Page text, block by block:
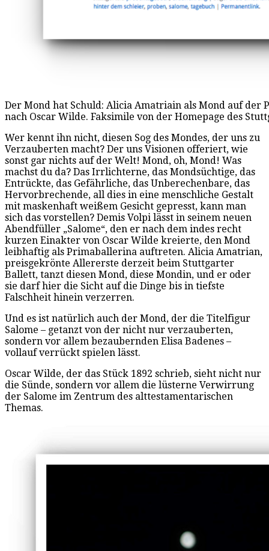
Der Mond hat Schuld: Alicia Amatriain als Mond auf der
nach Oscar Wilde. Faksimile von der Homepage des
Wer kennt ihn nicht, diesen Sog des Mondes, der uns zu
Verzauberten macht? Der uns Visionen offeriert, wie
sonst gar nichts auf der Welt! Mond, oh, Mond! Was
machst du da? Das Irrlichterne, das Mondsüchtige, das
Entrückte, das Gefährliche, das Unberechenbare, das
Hervorbrechende, all dies in eine menschliche Gestalt
mit maskenhaft weißem Gesicht gepresst, kann man
sich das vorstellen? Demis Volpi lässt in seinem neuen
Abendfüller „Salome“, den er nach dem indes recht
kurzen Einakter von Oscar Wilde kreierte, den Mond
leibhaftig als Primaballerina auftreten. Alicia Amatrian,
preisgekrönte Allererste derzeit beim Stuttgarter
Ballett, tanzt diesen Mond, diese Mondin, und er oder
sie darf hier die Sicht auf die Dinge bis in tiefste
Falschheit hinein verzerren.
Und es ist natürlich auch der Mond, der die Titelfigur
Salome – getanzt von der nicht nur verzauberten,
sondern vor allem bezaubernden Elisa Badenes –
vollauf verrückt spielen lässt.
Oscar Wilde, der das Stück 1892 schrieb, sieht nicht nur
die Sünde, sondern vor allem die lüsterne Verwirrung
der Salome im Zentrum des alttestamentarischen
Themas.